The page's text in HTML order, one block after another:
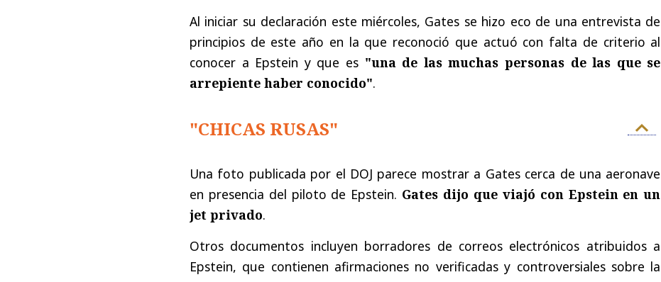
Al iniciar su declaración este miércoles, Gates se hizo eco de una entrevista de
principios de este año en la que reconoció que actuó con falta de criterio al
conocer a Epstein y que es "una de las muchas personas de las que se
arrepiente haber conocido".
"CHICAS RUSAS"
Una foto publicada por el DOJ parece mostrar a Gates cerca de una aeronave
en presencia del piloto de Epstein. Gates dijo que viajó con Epstein en un
jet privado.
Otros documentos incluyen borradores de correos electrónicos atribuidos a
Epstein, que contienen afirmaciones no verificadas y controversiales sobre la